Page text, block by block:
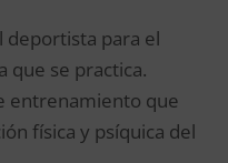
deportista para el
que se practica.
entrenamiento que
física y psíquica del